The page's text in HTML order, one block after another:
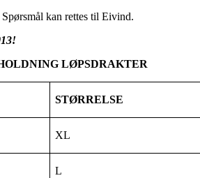
kan rettes til Eivind.
LØPSDRAKTER
STØRRELSE
XL
L